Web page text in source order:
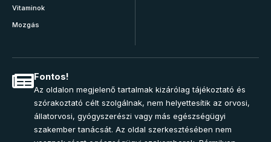
Vitaminok
Mozgás
Fontos!
Az oldalon megjelenő tartalmak kizárólag tájékoztató és
szórakoztató célt szolgálnak, nem helyettesítik az orvosi,
állatorvosi, gyógyszerészi vagy más egészségügyi
szakember tanácsát. Az oldal szerkesztésében nem